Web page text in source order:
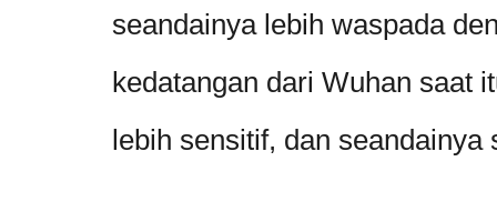
seandainya lebih waspada
kedatangan dari Wuhan saat
lebih sensitif, dan seandainya